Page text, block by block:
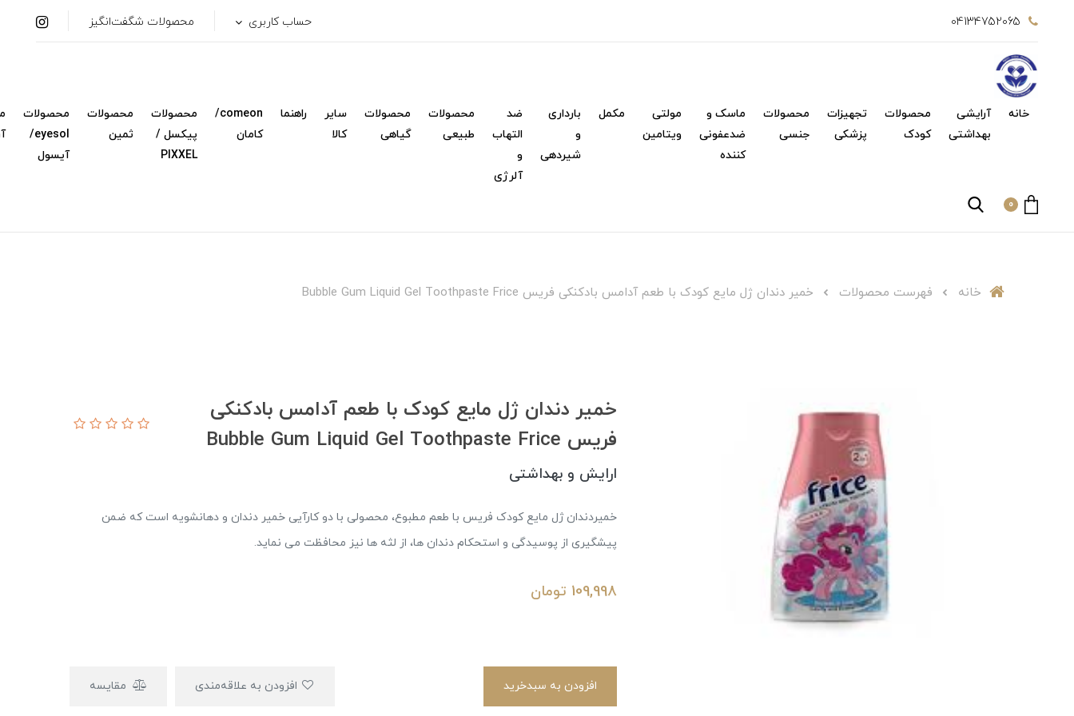
04134752065 حساب کاربری محصولات شگفت‌انگیز
خانه
آرایشی
بهداشتی
محصولات
کودک
تجهیزات
پزشکی
محصولات
جنسی
ماسک و
ضدعفونی
کننده
مولتی
ویتامین
مکمل
بارداری
و
شیردهی
ضد
التهاب
و
آلرژی
محصولات
طبیعی
محصولات
گیاهی
سایر
کالا
راهنما
comeon/
کامان
محصولات
پیکسل /
PIXXEL
محصولات
ثمین
محصولات
eyesol/
آیسول
0
خانه فهرست محصولات خمیر دندان ژل مایع کودک با طعم آدامس بادکنکی فریس Bubble Gum Liquid Gel Toothpaste Frice
خمیر دندان ژل مایع کودک با طعم آدامس بادکنکی
فریس Bubble Gum Liquid Gel Toothpaste Frice
ارایش و بهداشتی
خميردندان ژل مایع کودک فریس با طعم مطبوع، محصولی با دو کارآیی خمیر دندان و دهانشویه است که ضمن
پیشگیری از پوسیدگی و استحکام دندان ها، از لثه ها نیز محافظت می نماید.
109,998 تومان
افزودن به سبدخرید مقایسه